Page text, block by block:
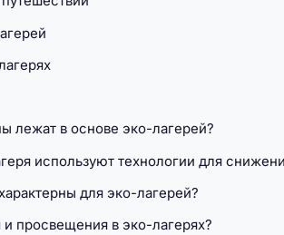
лежат в основе эко-лагерей?
используют технологии для
для эко-лагерей?
и просвещения в эко-лагерях?